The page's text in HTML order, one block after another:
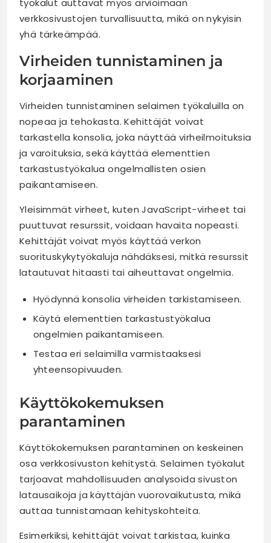
työkalut auttavat myös arvioimaan
verkkosivustojen turvallisuutta, mikä on nykyisin
yhä tärkeämpää.
Virheiden tunnistaminen ja
korjaaminen
Virheiden tunnistaminen selaimen työkaluilla on
nopeaa ja tehokasta. Kehittäjät voivat
tarkastella konsolia, joka näyttää virheilmoituksia
ja varoituksia, sekä käyttää elementtien
tarkastustyökalua ongelmallisten osien
paikantamiseen.
Yleisimmät virheet, kuten JavaScript-virheet tai
puuttuvat resurssit, voidaan havaita nopeasti.
Kehittäjät voivat myös käyttää verkon
suorituskykytyökaluja nähdäksesi, mitkä resurssit
latautuvat hitaasti tai aiheuttavat ongelmia.
Hyödynnä konsolia virheiden tarkistamiseen.
Käytä elementtien tarkastustyökalua
ongelmien paikantamiseen.
Testaa eri selaimilla varmistaaksesi
yhteensopivuuden.
Käyttökokemuksen
parantaminen
Käyttökokemuksen parantaminen on keskeinen
osa verkkosivuston kehitystä. Selaimen työkalut
tarjoavat mahdollisuuden analysoida sivuston
latausaikoja ja käyttäjän vuorovaikutusta, mikä
auttaa tunnistamaan kehityskohteita.
Esimerkiksi, kehittäjät voivat tarkistaa, kuinka